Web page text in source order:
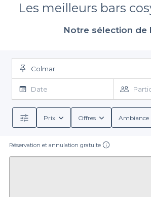
Les meilleurs bars
Notre sélection de
Colmar
Date
Prix Offres Ambiance
Réservation et annulation gratuite